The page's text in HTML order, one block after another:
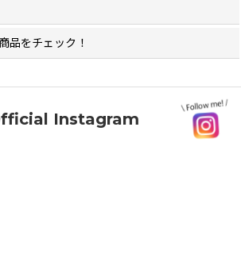
品をチェック！
Instagram